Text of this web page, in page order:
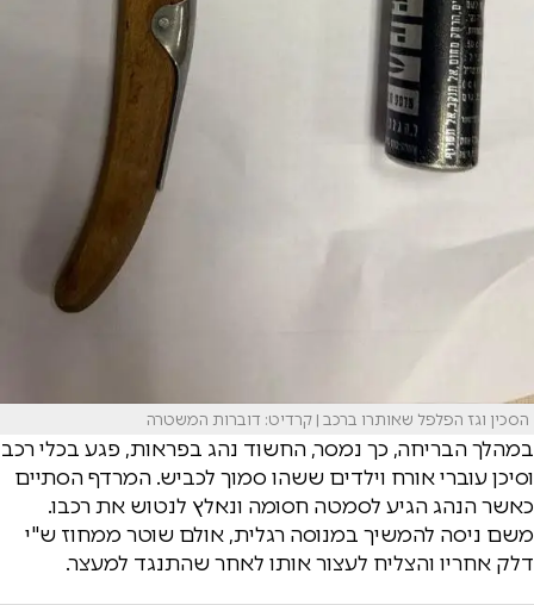
הסכין וגז הפלפל שאותרו ברכב | קרדיט: דוברות המשטרה
במהלך הבריחה, כך נמסר, החשוד נהג בפראות, פגע בכלי רכב
וסיכן עוברי אורח וילדים ששהו סמוך לכביש. המרדף הסתיים
כאשר הנהג הגיע לסמטה חסומה ונאלץ לנטוש את רכבו.
משם ניסה להמשיך במנוסה רגלית, אולם שוטר ממחוז ש"י
דלק אחריו והצליח לעצור אותו לאחר שהתנגד למעצר.